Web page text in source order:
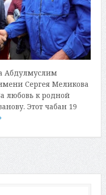
Абдулмуслим
Сергея Меликова
любовь к родной
Этот чабан 19